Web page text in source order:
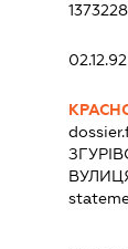
02.12.92